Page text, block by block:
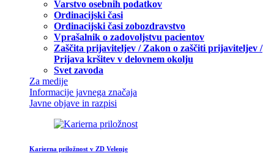
Varstvo osebnih podatkov
Ordinacijski časi
Ordinacijski časi zobozdravstvo
Vprašalnik o zadovoljstvu pacientov
Zaščita prijaviteljev / Zakon o zaščiti prijaviteljev /
Prijava kršitev v delovnem okolju
Svet zavoda
Za medije
Informacije javnega značaja
Javne objave in razpisi
Karierna priložnost v ZD Velenje